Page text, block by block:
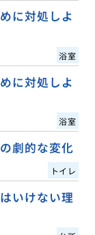
に対処しよ
浴室
に対処しよ
浴室
劇的な変化
トイレ
いけない理